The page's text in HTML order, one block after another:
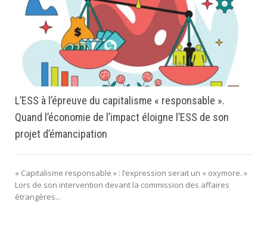
L’ESS à l’épreuve du capitalisme « responsable ».
Quand l’économie de l’impact éloigne l’ESS de son
projet d’émancipation
« Capitalisme responsable » : l’expression serait un « oxymore. »
Lors de son intervention devant la commission des affaires
étrangères...